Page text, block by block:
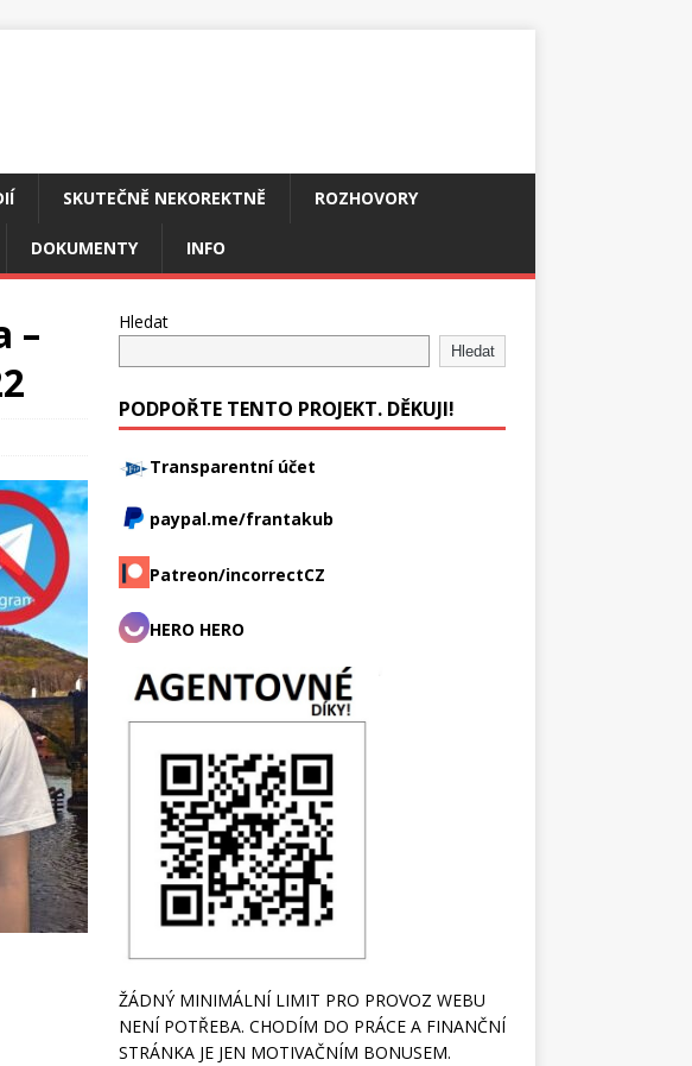
SKUTEČNĚ NEKOREKTNĚ ROZHOVORY
DOKUMENTY INFO
–
Hledat
Hledat
PODPOŘTE TENTO PROJEKT. DĚKUJI!
Transparentní účet
paypal.me/frantakub
Patreon/incorrectCZ
HERO HERO
ŽÁDNÝ MINIMÁLNÍ LIMIT PRO PROVOZ WEBU
NENÍ POTŘEBA. CHODÍM DO PRÁCE A FINANČNÍ
STRÁNKA JE JEN MOTIVAČNÍM BONUSEM.